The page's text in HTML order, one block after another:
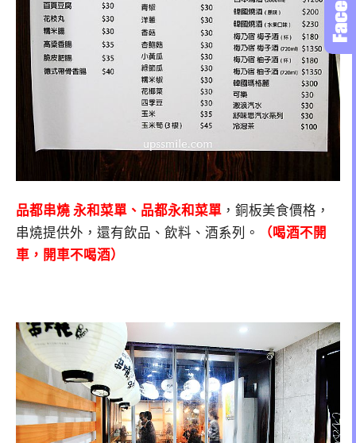
品都串燒 永和菜單、品都永和菜單 ，銅板美食價格，
串燒提供外，還有飲品、飲料、酒系列。
（喝酒不開
車，開車不喝酒）